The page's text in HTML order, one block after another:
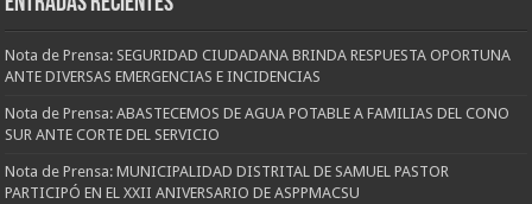
Nota de Prensa: SEGURIDAD CIUDADANA BRINDA RESPUESTA OPORTUNA
ANTE DIVERSAS EMERGENCIAS E INCIDENCIAS
Nota de Prensa: ABASTECEMOS DE AGUA POTABLE A FAMILIAS DEL CONO
SUR ANTE CORTE DEL SERVICIO
Nota de Prensa: MUNICIPALIDAD DISTRITAL DE SAMUEL PASTOR
PARTICIPÓ EN EL XXII ANIVERSARIO DE ASPPMACSU